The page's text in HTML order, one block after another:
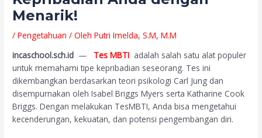
Menarik!
/Pengetahuan / OlehPutri Imelda, S.M, M.M
incaschool.sch.id — Tes MBTI adalah salah satu alat populer
untuk memahami tipe kepribadian seseorang. Tes ini
dikembangkan berdasarkan teori psikologi Carl Jung dan
disempurnakan oleh Isabel Briggs Myers serta Katharine Cook
Briggs. Dengan melakukan TesMBTI, Anda bisa mengetahui
kecenderungan, kekuatan, dan potensi pengembangan diri.